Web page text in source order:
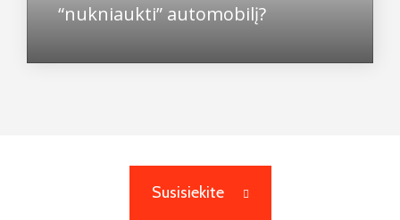
“nukniaukti” automobilį?
Susisiekite